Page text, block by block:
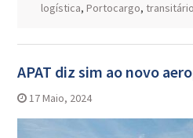
logística, Portocargo,
APAT diz sim ao novo
17 Maio, 2024